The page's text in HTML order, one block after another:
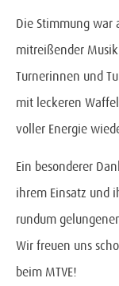
Die Stimmung war
mitreißender
Turnerinnen und
mit leckeren
voller Energie
Ein besonderer
ihrem Einsatz und
rundum
Wir freuen uns
beim MTVE!